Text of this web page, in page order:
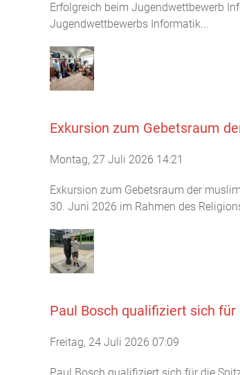
Erfolgreich beim Jugendwettbewerb
Jugendwettbewerbs Informatik...
Exkursion zum Gebetsraum
Montag, 27 Juli 2026 14:21
Exkursion zum Gebetsraum der
30. Juni 2026 im Rahmen des
Paul Bosch qualifiziert sich
Freitag, 24 Juli 2026 07:09